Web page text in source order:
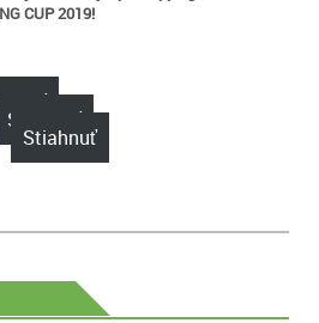
CUP 2019!
Stiahnuť
Stiahnuť